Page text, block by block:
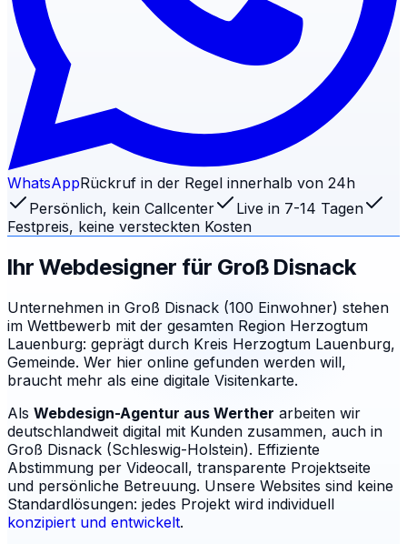
WhatsAppRückruf in der Regel innerhalb von 24h
Persönlich, kein Callcenter
Live in 7-14 Tagen
Festpreis, keine versteckten Kosten
Ihr Webdesigner für Groß Disnack
Unternehmen in Groß Disnack (100 Einwohner) stehen
im Wettbewerb mit der gesamten Region Herzogtum
Lauenburg: geprägt durch Kreis Herzogtum Lauenburg,
Gemeinde. Wer hier online gefunden werden will,
braucht mehr als eine digitale Visitenkarte.
Als Webdesign-Agentur aus Werther arbeiten wir
deutschlandweit digital mit Kunden zusammen, auch in
Groß Disnack (Schleswig-Holstein). Effiziente
Abstimmung per Videocall, transparente Projektseite
und persönliche Betreuung. Unsere Websites sind keine
Standardlösungen: jedes Projekt wird individuell
konzipiert und entwickelt.